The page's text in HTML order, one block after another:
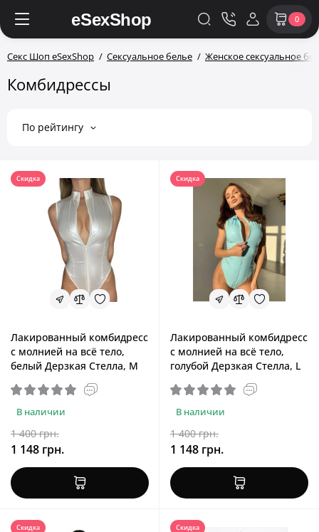
0
Секс Шоп eSexShop Сексуальное белье Женское сексуальное
Комбидрессы
По рейтингу
Скидка
Лакированный комбидресс
с молнией на всё тело,
белый Дерзкая Стелла, M
В наличии
1 400 грн.
1 148 грн.
Скидка
Лакированный комбидресс
с молнией на всё тело,
голубой Дерзкая Стелла, L
В наличии
1 400 грн.
1 148 грн.
Скидка Скидка